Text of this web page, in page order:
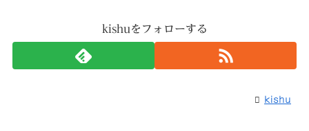
kishuをフォローする
kishu